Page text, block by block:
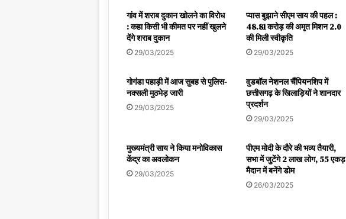
गांव में शराब दुकान खोलने का विरोध
: कहा किसी भी कीमत पर नहीं खुलने
देंगे शराब दुकान
29/03/2025
प्यास बुझाने सीएम साय की पहल :
48.81 करोड़ की अमृत मिशन 2.0
की मिली स्वीकृति
29/03/2025
गोगंडा पहाड़ी में आज सुबह से पुलिस-
नक्सली मुठभेड़ जारी
29/03/2025
वुडबॉल नेशनल चैंपियनशिप में
छत्तीसगढ़ के खिलाड़ियों ने शानदार
प्रदर्शन
29/03/2025
मुख्यमंत्री साय ने किया मनोविकास
केंद्र का अवलोकन
29/03/2025
पीएम मोदी के दौरे की भव्य तैयारी,
सभा में जुटेंगे 2 लाख लोग, 55 एकड़
मैदान में बनेंगे डोम
26/03/2025